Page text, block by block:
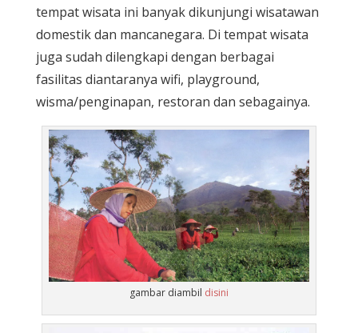
tempat wisata ini banyak dikunjungi wisatawan
domestik dan mancanegara. Di tempat wisata
juga sudah dilengkapi dengan berbagai
fasilitas diantaranya wifi, playground,
wisma/penginapan, restoran dan sebagainya.
gambar diambil disini